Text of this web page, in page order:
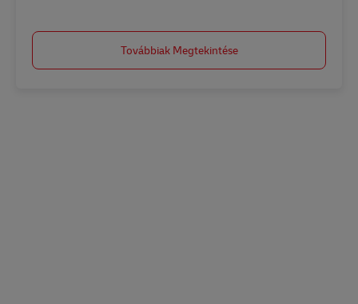
Továbbiak Megtekintése